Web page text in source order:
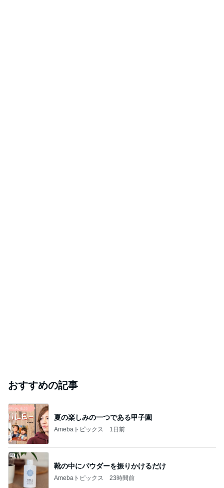
おすすめの記事
夏の楽しみの一つである甲子園
Amebaトピックス 1日前
靴の中にパウダーを振りかけるだけ
Amebaトピックス 23時間前